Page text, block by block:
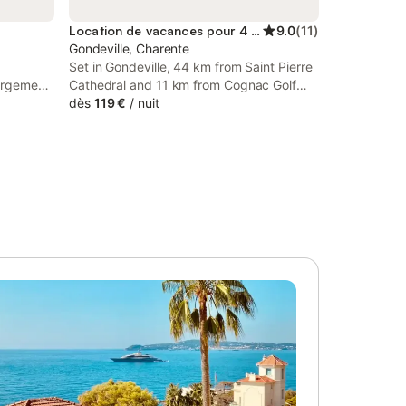
1 lit
- Linge
ou
Location de vacances pour 4 personnes 9.0(11)
Gondeville, Charente
Set in Gondeville, 44 km from Saint Pierre
Cathedral and 11 km from Cognac Golf
Course, Au cœur du vignoble cognaçais
dès 119 € / nuit